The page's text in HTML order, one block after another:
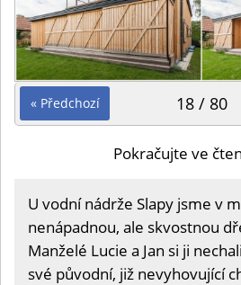
« Předchozí 18 / 80
Pokračujte ve
U vodní nádrže Slapy jsme v
nenápadnou, ale skvostnou
Manželé Lucie a Jan si ji
své původní, již nevyhovující